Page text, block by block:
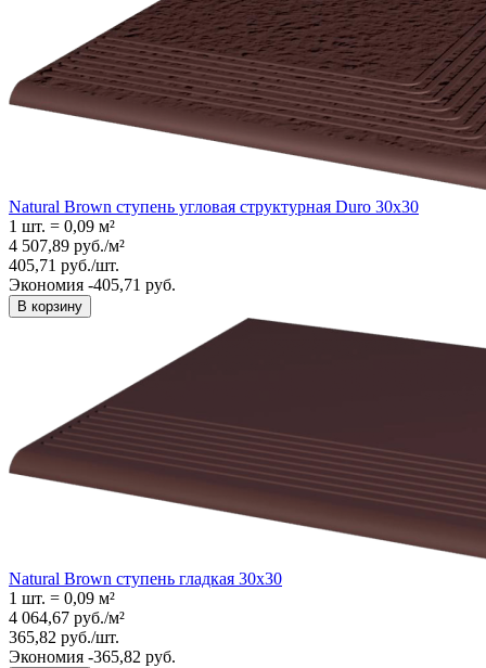
Natural Brown ступень угловая структурная Duro 30x30
1 шт. = 0,09 м²
4 507,89 руб./м²
405,71 руб./шт.
Экономия -405,71 руб.
В корзину
Natural Brown ступень гладкая 30x30
1 шт. = 0,09 м²
4 064,67 руб./м²
365,82 руб./шт.
Экономия -365,82 руб.